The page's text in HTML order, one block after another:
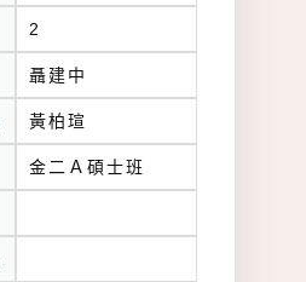
2
聶建中
黃柏瑄
金二Ａ碩士班